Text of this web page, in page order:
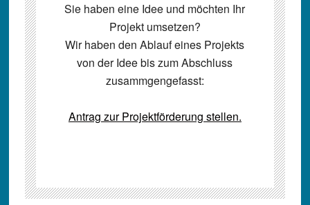
Sie haben eine Idee und möchten Ihr
Projekt umsetzen?
Wir haben den Ablauf eines Projekts
von der Idee bis zum Abschluss
zusammgengefasst:
Antrag zur Projektförderung stellen.